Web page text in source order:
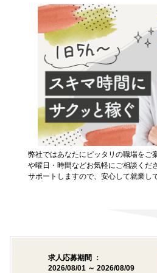
弊社ではあなたにピッタリの職場をご
や曜日・時間などお気軽にご相談くだ
サポートしますので、安心して就業し
求人応募期間 ：
2026/08/01 ～ 2026/08/09